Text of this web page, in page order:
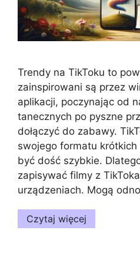
Trendy na TikToku to
zainspirowani są przez
aplikacji, poczynając od
tanecznych po pyszne
dołączyć do zabawy.
swojego formatu
być dość szybkie.
zapisywać filmy z
urządzeniach. Mogą
Czytaj więcej